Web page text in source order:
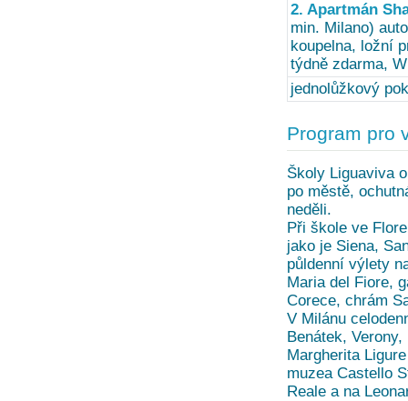
2. Apartmán
min. Milano)
koupelna, ložní
týdně zdarma,
jednolůžkový
Program pro
Školy Liguaviva
po městě,
neděli.
Při škole ve
jako je Siena,
půldenní výlety
Maria del Fiore,
Corece, chrám
V Milánu
Benátek,
Margherita
muzea Castello
Reale a na